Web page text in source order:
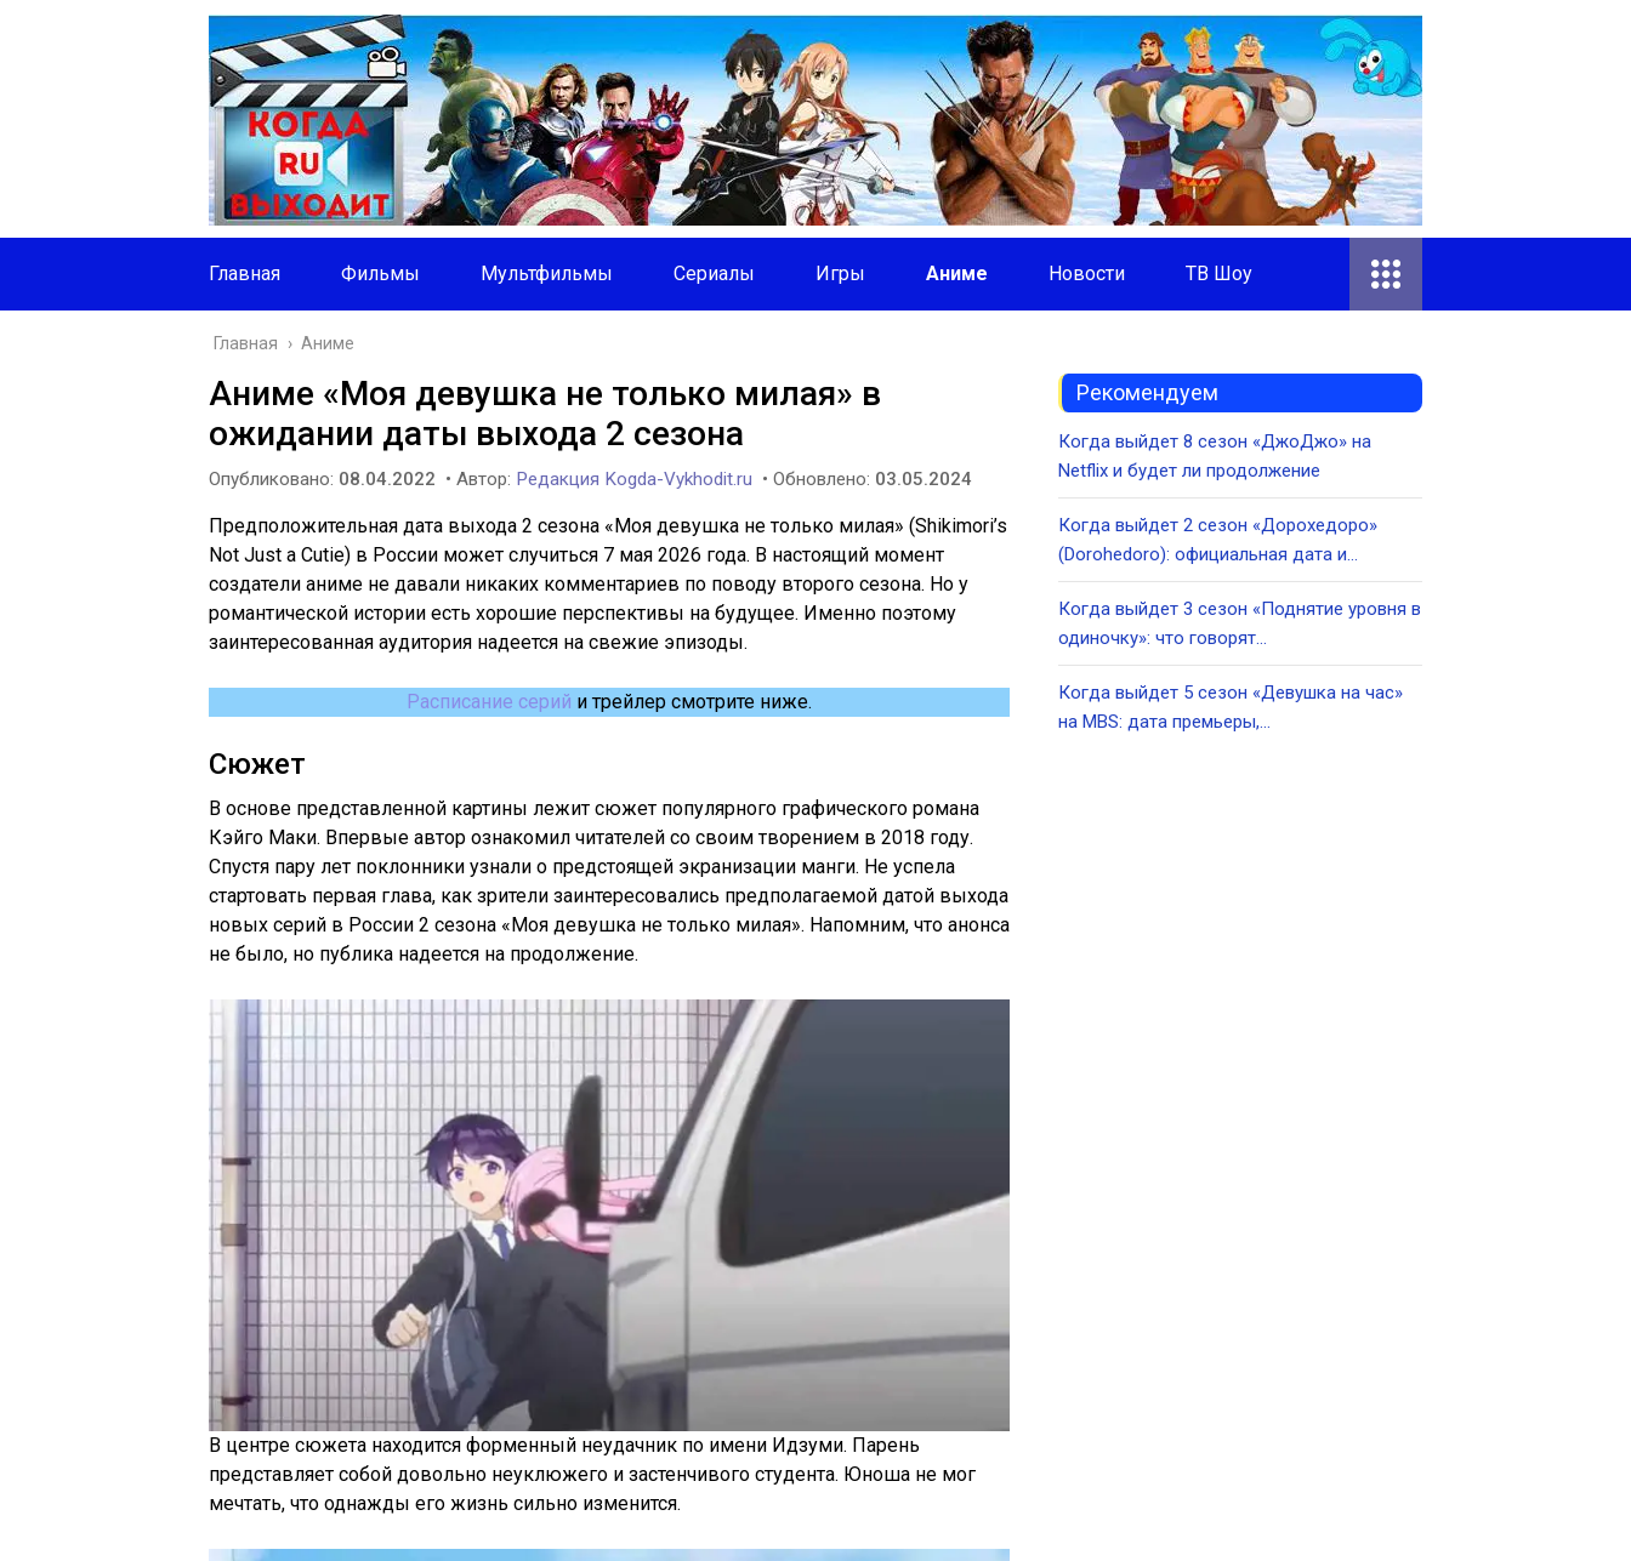
Главная Фильмы Мультфильмы Сериалы Игры Аниме Новости ТВ Шоу
Главная › Аниме
Аниме «Моя девушка не только милая» в
ожидании даты выхода 2 сезона
Опубликовано: 08.04.2022 • Автор: Редакция Kogda-Vykhodit.ru • Обновлено: 03.05.2024
Предположительная дата выхода 2 сезона «Моя девушка не только милая» (Shikimori’s
Not Just a Cutie) в России может случиться 7 мая 2026 года. В настоящий момент
создатели аниме не давали никаких комментариев по поводу второго сезона. Но у
романтической истории есть хорошие перспективы на будущее. Именно поэтому
заинтересованная аудитория надеется на свежие эпизоды.
Расписание серий и трейлер смотрите ниже.
Сюжет
В основе представленной картины лежит сюжет популярного графического романа
Кэйго Маки. Впервые автор ознакомил читателей со своим творением в 2018 году.
Спустя пару лет поклонники узнали о предстоящей экранизации манги. Не успела
стартовать первая глава, как зрители заинтересовались предполагаемой датой выхода
новых серий в России 2 сезона «Моя девушка не только милая». Напомним, что анонса
не было, но публика надеется на продолжение.
В центре сюжета находится форменный неудачник по имени Идзуми. Парень
представляет собой довольно неуклюжего и застенчивого студента. Юноша не мог
мечтать, что однажды его жизнь сильно изменится.
Рекомендуем
Когда выйдет 8 сезон «ДжоДжо» на
Netflix и будет ли продолжение
Когда выйдет 2 сезон «Дорохедоро»
(Dorohedoro): официальная дата и…
Когда выйдет 3 сезон «Поднятие уровня в
одиночку»: что говорят…
Когда выйдет 5 сезон «Девушка на час»
на MBS: дата премьеры,…